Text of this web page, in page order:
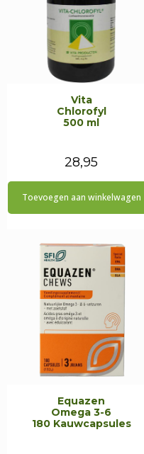
Vita
Chlorofyl
500 ml
28,95
Toevoegen aan winkelwagen
Equazen
Omega 3-6
180 Kauwcapsules